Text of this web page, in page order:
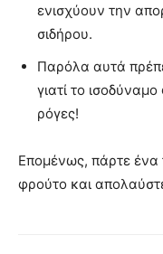
ενισχύουν την
σιδήρου.
Παρόλα αυτά
γιατί το
ρόγες!
Επομένως, πάρτε ένα
φρούτο και απολαύστε